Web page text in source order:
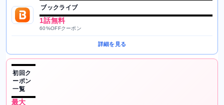
ブックライブ
1話無料
60%OFFクーポン
詳細を見る
初回ク
ーポン
一覧
最大